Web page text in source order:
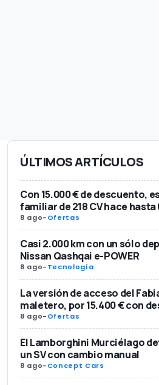
ÚLTIMOS ARTÍCULOS
Con 15.000 € de descuento,
familiar de 218 CV hace hasta
8 ago-Ofertas
Casi 2.000 km con un sólo
Nissan Qashqai e-POWER
8 ago-Tecnología
La versión de acceso del
maletero, por 15.400 € con
8 ago-Ofertas
El Lamborghini Murciélago
un SV con cambio manual
8 ago-Concept Cars